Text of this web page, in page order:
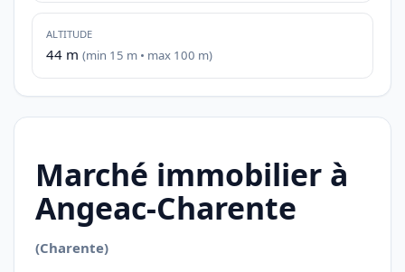
ALTITUDE
44 m (min 15 m • max 100 m)
Marché immobilier à
Angeac-Charente
(Charente)